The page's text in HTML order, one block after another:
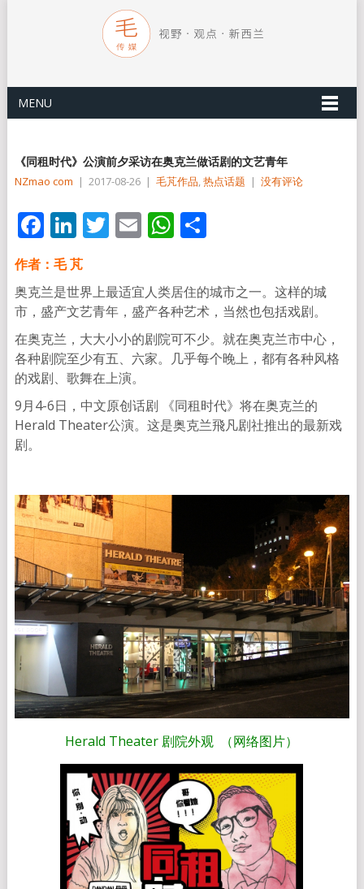
MENU
《同租时代》公演前夕采访在奥克兰做话剧的文艺青年
NZmao com | 2017-08-26 | 毛芃作品,热点话题 | 没有评论
Facebook
LinkedIn
Twitter
EmailWhatsApp
分
作者：毛 芃
奥克兰是世界上最适宜人类居住的城市之一。这样的城
市，盛产文艺青年，盛产各种艺术，当然也包括戏剧。
在奥克兰，大大小小的剧院可不少。就在奥克兰市中心，
各种剧院至少有五、六家。几乎每个晚上，都有各种风格
的戏剧、歌舞在上演。
9月4-6日，中文原创话剧 《同租时代》将在奥克兰的
Herald Theater公演。这是奥克兰飛凡剧社推出的最新戏
剧。
Herald Theater 剧院外观 （网络图片）